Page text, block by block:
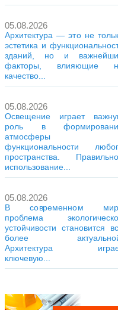
05.08.2026
Архитектура — это не
эстетика и
зданий, но и
факторы, влияющие
качество...
05.08.2026
Освещение играет
роль в
атмосферы
функциональности
пространства.
использование...
05.08.2026
В современном
проблема
устойчивости становится
более
Архитектура
ключевую...